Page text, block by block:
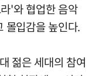
'와 협업한 음악
몰입감을 높인다.
젊은 세대의 참여